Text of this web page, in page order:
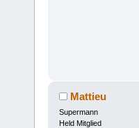
Mattieu
Supermann
Held Mitglied